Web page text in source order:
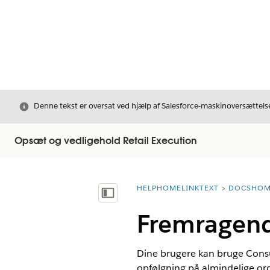
LukDenne tekst er oversat ved hjælp af Salesforce-
Opsæt og vedligehold Retail Execution
Vis indholdsfortegnelse
breadcrumbDescription
HELPHOMELINKTEXT
Dine brugere kan bruge